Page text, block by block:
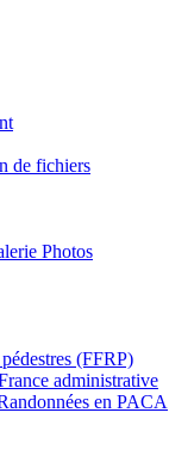
de fichiers
Photos
(FFRP)
administrative
en PACA